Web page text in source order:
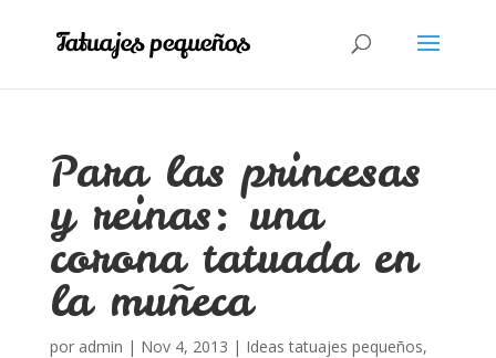
Para las princesas
y reinas: una
corona tatuada en
la muñeca
por admin | Nov 4, 2013 | Ideas tatuajes pequeños,